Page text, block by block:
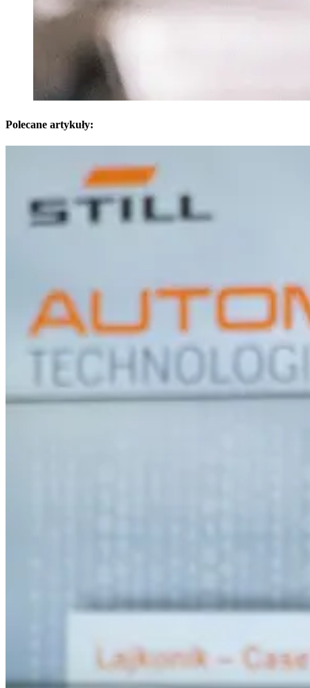
Polecane artykuły: